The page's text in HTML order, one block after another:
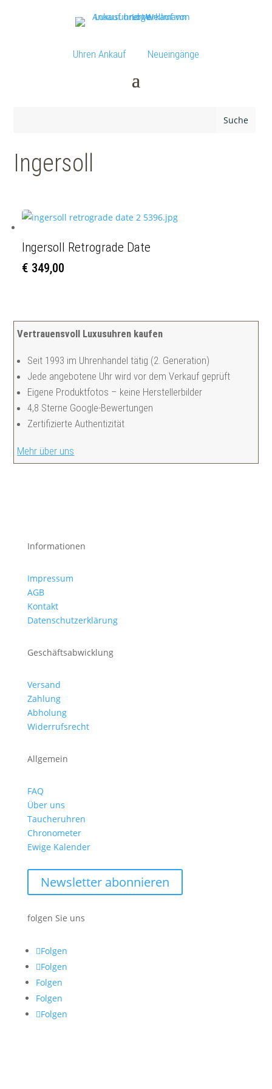
Uhren Ankauf Neueingänge
Ingersoll
Ingersoll Retrograde Date
€ 349,00
Vertrauensvoll Luxusuhren kaufen
Seit 1993 im Uhrenhandel tätig (2. Generation)
Jede angebotene Uhr wird vor dem Verkauf geprüft
Eigene Produktfotos – keine Herstellerbilder
4,8 Sterne Google-Bewertungen
Zertifizierte Authentizität
Mehr über uns
Informationen
Impressum
AGB
Kontakt
Datenschutzerklärung
Geschäftsabwicklung
Versand
Zahlung
Abholung
Widerrufsrecht
Allgemein
FAQ
Über uns
Taucheruhren
Chronometer
Ewige Kalender
Newsletter abonnieren
folgen Sie uns
Folgen
Folgen
Folgen
Folgen
Folgen